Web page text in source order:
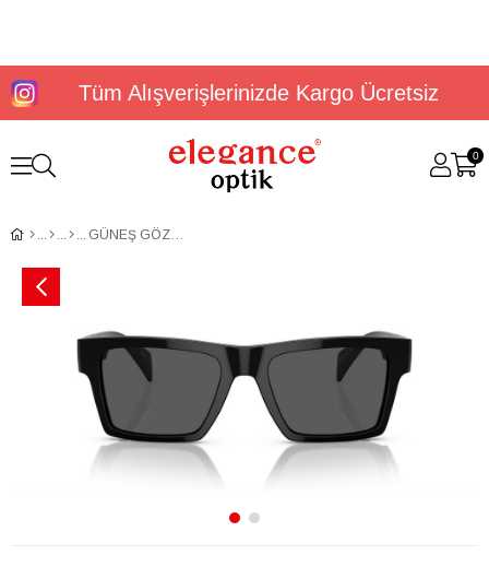
Tüm Alışverişlerinizde Kargo Ücretsiz
0
GÜNEŞ GÖZLÜĞÜ VERSACE VE4445 GB1/8754